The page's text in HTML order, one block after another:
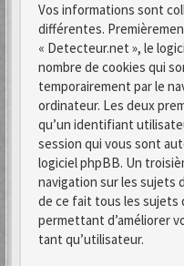
Vos informations sont
différentes.
« Detecteur.net », le
nombre de cookies qui
temporairement par le
ordinateur. Les deux
qu’un identifiant
session qui vous sont
logiciel phpBB. Un
navigation sur les sujets
de ce fait tous les sujets
permettant d’améliorer
tant qu’utilisateur.